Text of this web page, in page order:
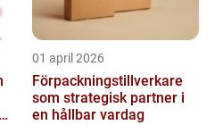
01 april 2026
Förpackningstillverkare
som strategisk partner i
en hållbar vardag